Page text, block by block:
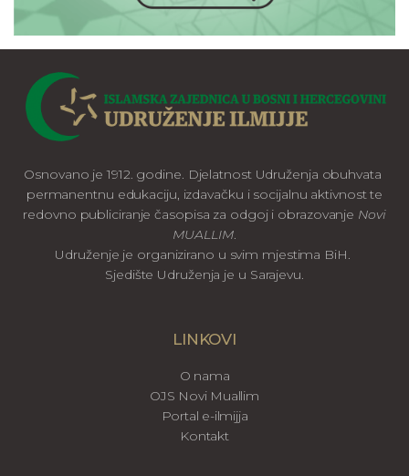
Osnovano je 1912. godine. Djelatnost Udruženja obuhvata
permanentnu edukaciju, izdavačku i socijalnu aktivnost te
redovno publiciranje časopisa za odgoj i obrazovanje Novi
MUALLIM.
Udruženje je organizirano u svim mjestima BiH.
Sjedište Udruženja je u Sarajevu.
LINKOVI
O nama
OJS Novi Muallim
Portal e-ilmijja
Kontakt